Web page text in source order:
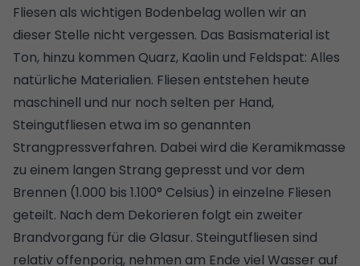
Fliesen als wichtigen Bodenbelag wollen wir an
dieser Stelle nicht vergessen. Das Basismaterial ist
Ton, hinzu kommen Quarz, Kaolin und Feldspat: Alles
natürliche Materialien. Fliesen entstehen heute
maschinell und nur noch selten per Hand,
Steingutfliesen etwa im so genannten
Strangpressverfahren. Dabei wird die Keramikmasse
zu einem langen Strang gepresst und vor dem
Brennen (1.000 bis 1.100° Celsius) in einzelne Fliesen
geteilt. Nach dem Dekorieren folgt ein zweiter
Brandvorgang für die Glasur. Steingutfliesen sind
relativ offenporig, nehmen am Ende viel Wasser auf